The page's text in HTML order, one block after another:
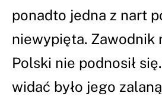
ponadto jedna z nart
niewypięta. Zawodnik
Polski nie podnosił
widać było jego